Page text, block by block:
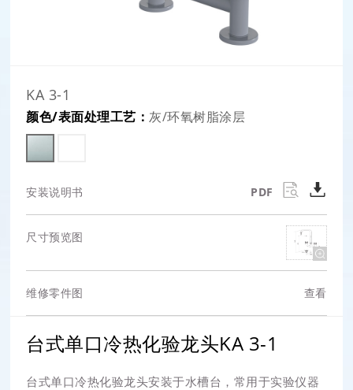
KA 3-1
颜色/表面处理工艺： 灰/环氧树脂涂层
安装说明书 PDF
尺寸预览图
维修零件图 查看
台式单口冷热化验龙头KA 3-1
台式单口冷热化验龙头安装于水槽台，常用于实验仪器